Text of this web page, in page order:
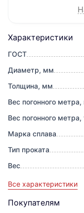
Характеристики
ГОСТ
Диаметр, мм
Толщина, мм
Вес погонного метра,
Вес погонного метра,
Марка сплава
Тип проката
Вес
Все характеристики
Покупателям